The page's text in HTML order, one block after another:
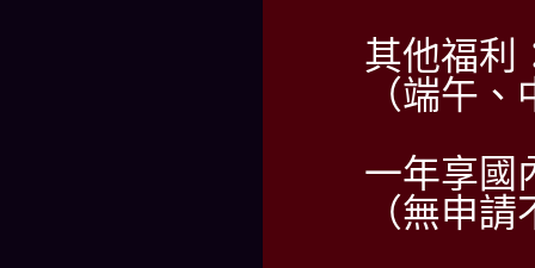
其他福利
（端午
一年享國
（無申